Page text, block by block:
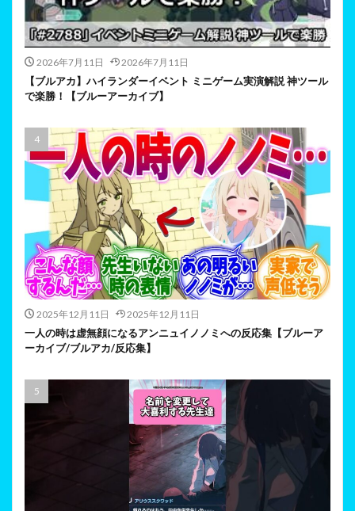
2026年7月11日 2026年7月11日
【ブルアカ】ハイランダーイベント ミニゲーム実演解説 神ツール
で楽勝！【ブルーアーカイブ】
2025年12月11日 2025年12月11日
一人の時は虚無顔になるアンニュイノノミへの反応集【ブルーア
ーカイブ/ブルアカ/反応集】